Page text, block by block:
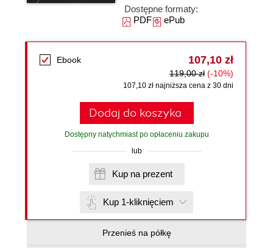
Dostępne formaty:
PDFePub
Ebook 107,10 zł
119,00 zł (-10%)
107,10 zł najniższa cena z 30 dni
Dodaj do koszyka
Dostępny natychmiast po opłaceniu zakupu
lub
Kup na prezent
Kup 1-kliknięciem
Przenieś na półkę